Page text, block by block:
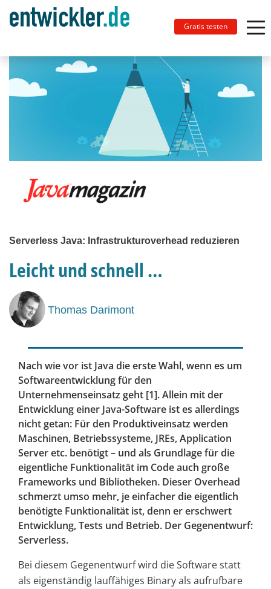
Gratis testen
Serverless Java: Infrastrukturoverhead reduzieren
Leicht und schnell …
Thomas Darimont
Nach wie vor ist Java die erste Wahl, wenn es um
Softwareentwicklung für den
Unternehmenseinsatz geht [1]. Allein mit der
Entwicklung einer Java-Software ist es allerdings
nicht getan: Für den Produktiveinsatz werden
Maschinen, Betriebssysteme, JREs, Application
Server etc. benötigt – und als Grundlage für die
eigentliche Funktionalität im Code auch große
Frameworks und Bibliotheken. Dieser Overhead
schmerzt umso mehr, je einfacher die eigentlich
benötigte Funktionalität ist, denn er erschwert
Entwicklung, Tests und Betrieb. Der Gegenentwurf:
Serverless.
Bei diesem Gegenentwurf wird die Software statt
als eigenständig lauffähiges Binary als aufrufbare